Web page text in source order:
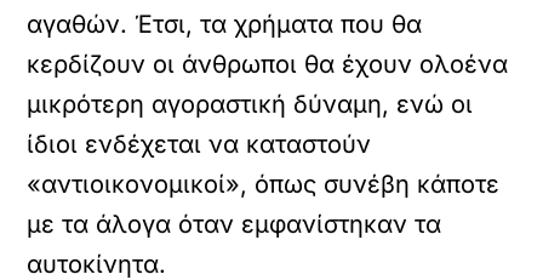
αγαθών. Έτσι, τα χρήματα που θα
κερδίζουν οι άνθρωποι θα έχουν ολοένα
μικρότερη αγοραστική δύναμη, ενώ οι
ίδιοι ενδέχεται να καταστούν
«αντιοικονομικοί», όπως συνέβη κάποτε
με τα άλογα όταν εμφανίστηκαν τα
αυτοκίνητα.